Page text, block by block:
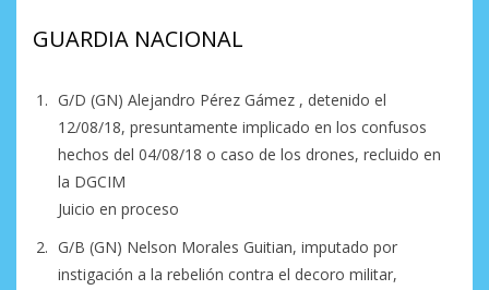
GUARDIA NACIONAL
G/D (GN) Alejandro Pérez Gámez , detenido el
12/08/18, presuntamente implicado en los confusos
hechos del 04/08/18 o caso de los drones, recluido en
la DGCIM
Juicio en proceso
G/B (GN) Nelson Morales Guitian, imputado por
instigación a la rebelión contra el decoro militar,